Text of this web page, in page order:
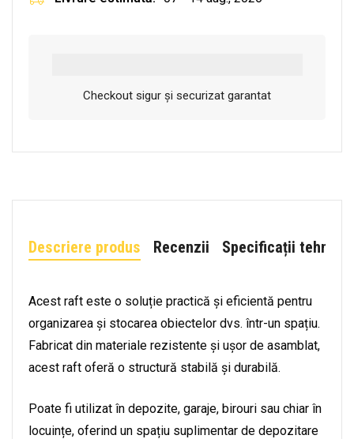
Checkout sigur și securizat garantat
Descriere produs Recenzii Specificații tehnice
Acest raft este o soluție practică și eficientă pentru
organizarea și stocarea obiectelor dvs. într-un spațiu.
Fabricat din materiale rezistente și ușor de asamblat,
acest raft oferă o structură stabilă și durabilă.
Poate fi utilizat în depozite, garaje, birouri sau chiar în
locuințe, oferind un spațiu suplimentar de depozitare